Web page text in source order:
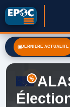
DERNIÈRE ACTUALITÉ